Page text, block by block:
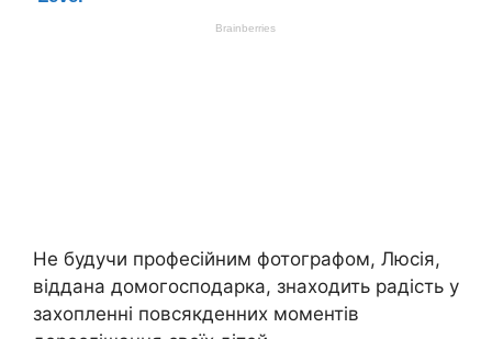
Не будучи професійним фотографом, Люсія,
віддана домогосподарка, знаходить радість у
захопленні повсякденних моментів